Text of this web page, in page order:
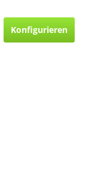
Ternum Internet Services
Konfigurieren